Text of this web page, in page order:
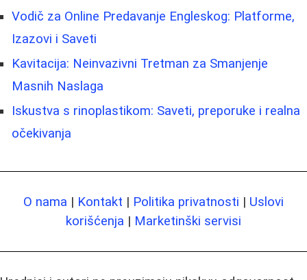
Vodič za Online Predavanje Engleskog: Platforme,
Izazovi i Saveti
Kavitacija: Neinvazivni Tretman za Smanjenje
Masnih Naslaga
Iskustva s rinoplastikom: Saveti, preporuke i realna
očekivanja
O nama | Kontakt | Politika privatnosti | Uslovi
korišćenja | Marketinški servisi